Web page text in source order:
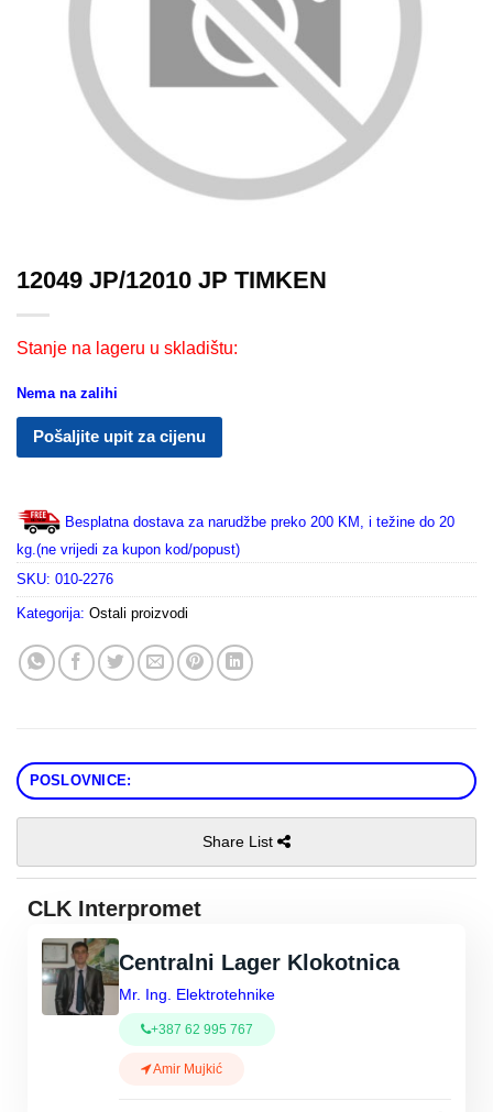
12049 JP/12010 JP TIMKEN
Stanje na lageru u skladištu:
Nema na zalihi
Pošaljite upit za cijenu
Besplatna dostava za narudžbe preko 200 KM, i težine do 20
kg.(ne vrijedi za kupon kod/popust)
SKU: 010-2276
Kategorija: Ostali proizvodi
POSLOVNICE:
Share List
CLK Interpromet
Centralni Lager Klokotnica
Mr. Ing. Elektrotehnike
+387 62 995 767
Amir Mujkić